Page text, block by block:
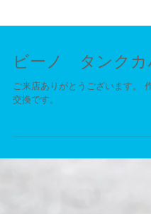
ビーノ タンクカ